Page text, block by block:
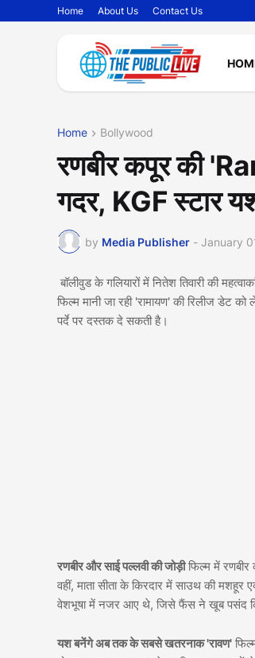
Home About Us Contact Us
Home Bollywood
रणबीर कपूर की
गदर, KGF स्टार
by Media Publisher - January
बॉलीवुड के गलियारों में नितेश तिवारी की
फिल्म मानी जा रही 'रामायण' की रिलीज डेट
पर्दे पर दस्तक दे सकती है।
रणबीर और साई पल्लवी की जोड़ीफिल्म में
वहीं, माता सीता के किरदार में साउथ की
वेशभूषा में नजर आए थे, जिसे फैंस ने खूब पसंद
यश बनेंगे अब तक के सबसे खतरनाक 'रावण'